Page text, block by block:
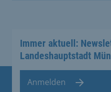
Immer aktuell:
Landeshauptstadt
Anmelden